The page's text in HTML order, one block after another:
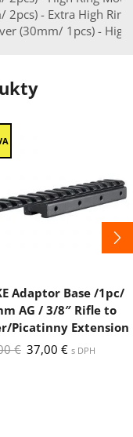
2pcs) - Extra High
(30mm/ 1pcs) -
Adaptor Base /1pc/
AG / 3/8″ Rifle to
Picatinny Extension
€ Pôvodná
37,00 €Aktuálna
s DPH